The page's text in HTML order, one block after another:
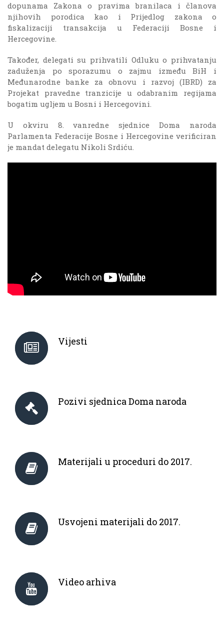
dopunama Zakona o pravima branilaca i članova
njihovih porodica kao i Prijedlog zakona o
fiskalizaciji transakcija u Federaciji Bosne i
Hercegovine.
Također, delegati su prihvatili Odluku o prihvatanju
zaduženja po sporazumu o zajmu između BiH i
Međunarodne banke za obnovu i razvoj (IBRD) za
Projekat pravedne tranzicije u odabranim regijama
bogatim ugljem u Bosni i Hercegovini.
U okviru 8. vanredne sjednice Doma naroda
Parlamenta Federacije Bosne i Hercegovine verificiran
je mandat delegatu Nikoli Srdiću.
Vijesti
Pozivi sjednica Doma naroda
Materijali u proceduri do 2017.
Usvojeni materijali do 2017.
Video arhiva